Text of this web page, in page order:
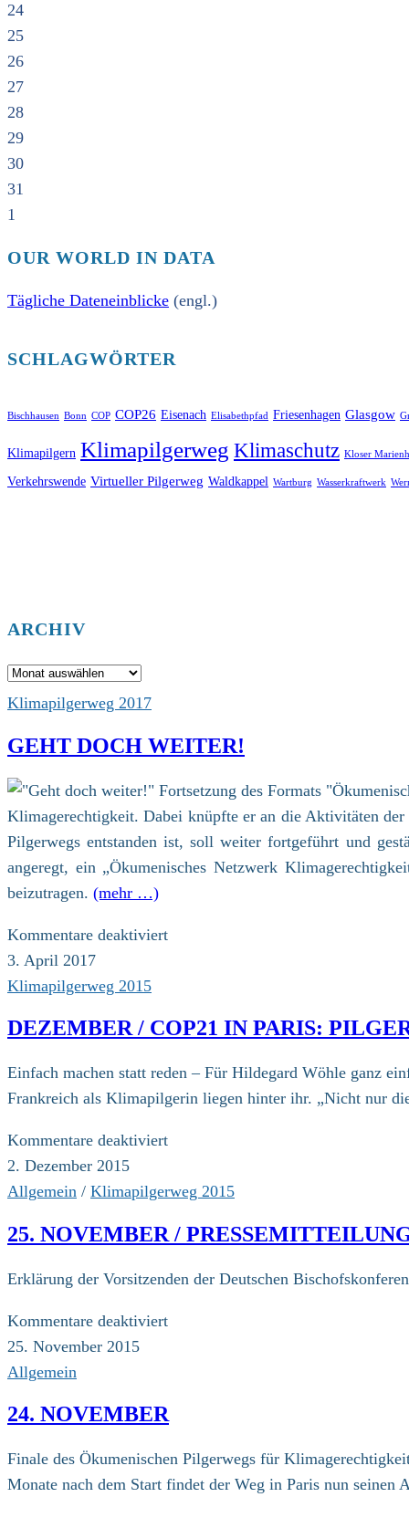
24
25
26
27
28
29
30
31
1
OUR WORLD IN DATA
Tägliche Dateneinblicke (engl.)
SCHLAGWÖRTER
Bischhausen Bonn COP COP26 Eisenach Elisabethpfad Friesenhagen Glasgow
Klimapilgern Klimapilgerweg Klimaschutz Kloser
Verkehrswende Virtueller Pilgerweg Waldkappel Wartburg Wasserkraftwerk
ARCHIV
Archiv
Klimapilgerweg 2017
GEHT DOCH WEITER!
Klimagerechtigkeit. Dabei knüpfte er an die Aktivitäten
Pilgerwegs entstanden ist, soll weiter fortgeführt und
angeregt, ein „Ökumenisches Netzwerk
beizutragen. (mehr …)
Kommentare deaktiviertfür
3. April 2017
Klimapilgerweg 2015
DEZEMBER / COP21 IN PARIS:
Einfach machen statt reden – Für Hildegard Wöhle ganz
Frankreich als Klimapilgerin liegen hinter ihr. „Nicht nur
Kommentare deaktiviertfür
/
in
zeigen
2. Dezember 2015
Allgemein / Klimapilgerweg 2015
25. NOVEMBER /
Erklärung der Vorsitzenden der Deutschen
Kommentare deaktiviertfür
PRESSEMITTEILUNG
DEUTSCHEN
BISCHOFSKONFERENZ
25. November 2015
Allgemein
24. NOVEMBER
Finale des Ökumenischen Pilgerwegs für
Monate nach dem Start findet der Weg in Paris nun